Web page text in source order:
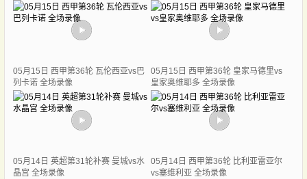
05月15日 西甲第36轮 瓦伦西亚vs巴
列卡诺 全场录像
05月15日 西甲第36轮 皇家马德里vs
皇家奥维耶多 全场录像
05月14日 英超第31轮补赛 曼城vs水
晶宫 全场录像
05月14日 西甲第36轮 比利亚雷亚尔
vs塞维利亚 全场录像